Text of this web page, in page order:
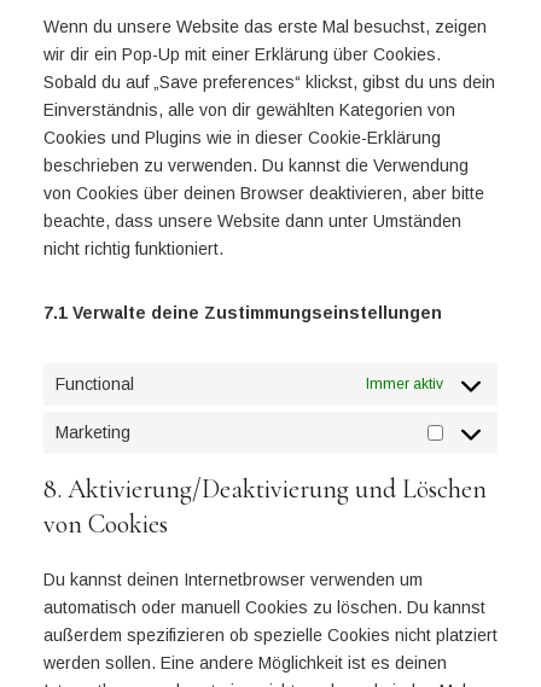
Wenn du unsere Website das erste Mal besuchst, zeigen
wir dir ein Pop-Up mit einer Erklärung über Cookies.
Sobald du auf „Save preferences“ klickst, gibst du uns dein
Einverständnis, alle von dir gewählten Kategorien von
Cookies und Plugins wie in dieser Cookie-Erklärung
beschrieben zu verwenden. Du kannst die Verwendung
von Cookies über deinen Browser deaktivieren, aber bitte
beachte, dass unsere Website dann unter Umständen
nicht richtig funktioniert.
7.1 Verwalte deine Zustimmungseinstellungen
Functional Immer aktiv
Marketing
8. Aktivierung/Deaktivierung und Löschen
von Cookies
Du kannst deinen Internetbrowser verwenden um
automatisch oder manuell Cookies zu löschen. Du kannst
außerdem spezifizieren ob spezielle Cookies nicht platziert
werden sollen. Eine andere Möglichkeit ist es deinen